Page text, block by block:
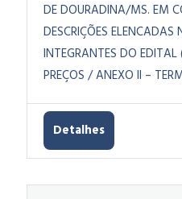
DE DOURADINA/MS. EM
DESCRIÇÕES ELENCADAS
INTEGRANTES DO
PREÇOS / ANEXO II –
Detalhes